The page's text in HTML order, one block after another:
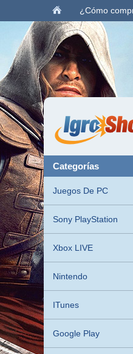
¿Cómo
categorías
Juegos De PC
Sony PlayStation
Xbox LIVE
Nintendo
ITunes
Google Play